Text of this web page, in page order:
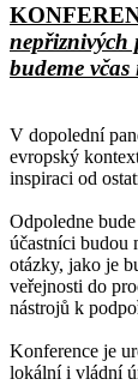
budeme
V dopolední
evropský
inspiraci od
Odpoledne
účastníci budou
otázky, jako je
veřejnosti do
nástrojů k
Konference je
lokální i vládní